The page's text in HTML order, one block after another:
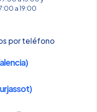
a 19:00
por teléfono